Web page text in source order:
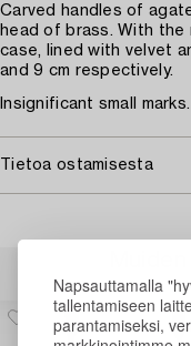
Napsauttamalla
tallentamiseen
parantamiseksi,
Carved handles of
head of brass. With the
case, lined with velvet
and 9 cm respectively.
Insignificant small
Tietoa ostamisesta